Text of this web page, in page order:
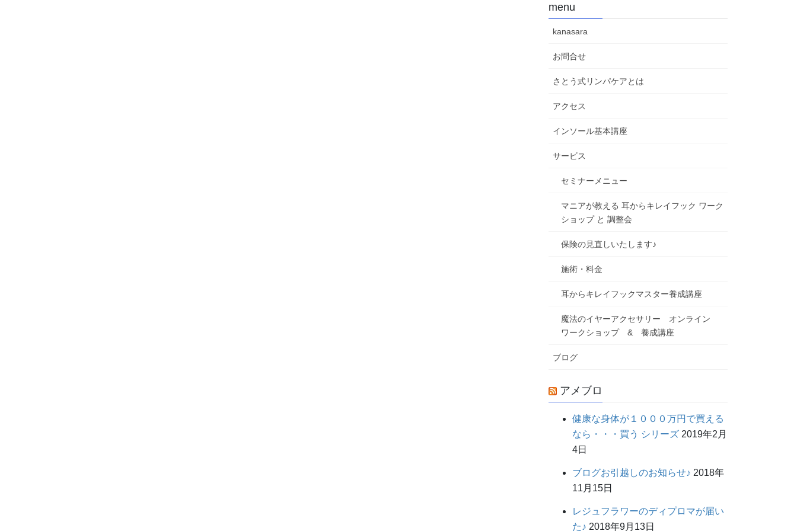
menu
kanasara
お問合せ
さとう式リンパケアとは
アクセス
インソール基本講座
サービス
セミナーメニュー
マニアが教える 耳からキレイフック ワーク
ショップ と 調整会
保険の見直しいたします♪
施術・料金
耳からキレイフックマスター養成講座
魔法のイヤーアクセサリー オンライン
ワークショップ & 養成講座
ブログ
アメブロ
健康な身体が１０００万円で買える
なら・・・買う シリーズ 2019年2月
4日
ブログお引越しのお知らせ♪ 2018年
11月15日
レジュフラワーのディプロマが届い
た♪ 2018年9月13日